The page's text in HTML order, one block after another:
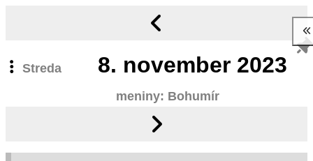
Streda 8. november 2023
meniny: Bohumír